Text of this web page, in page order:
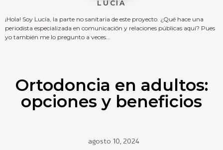
LUCÍA
¡Hola! Soy Lucía, la parte no sanitaria de este proyecto. ¿Qué hace una
periodista especializada en comunicación y relaciones públicas aquí? Pues
yo también me lo pregunto a veces...
Ortodoncia en adultos:
opciones y beneficios
agosto 10, 2024